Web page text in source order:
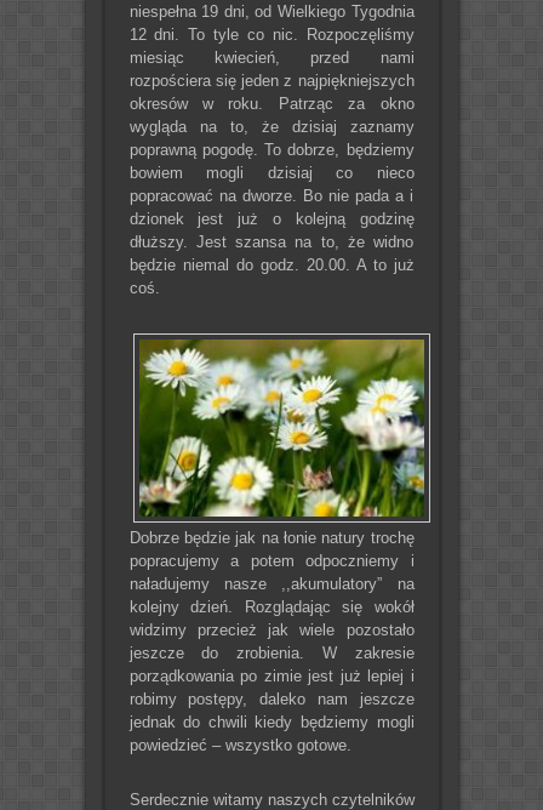
niespełna 19 dni, od Wielkiego Tygodnia
12 dni. To tyle co nic. Rozpoczęliśmy
miesiąc kwiecień, przed nami
rozpościera się jeden z najpiękniejszych
okresów w roku. Patrząc za okno
wygląda na to, że dzisiaj zaznamy
poprawną pogodę. To dobrze, będziemy
bowiem mogli dzisiaj co nieco
popracować na dworze. Bo nie pada a i
dzionek jest już o kolejną godzinę
dłuższy. Jest szansa na to, że widno
będzie niemal do godz. 20.00. A to już
coś.
Dobrze będzie jak na łonie natury trochę
popracujemy a potem odpoczniemy i
naładujemy nasze ,,akumulatory” na
kolejny dzień. Rozglądając się wokół
widzimy przecież jak wiele pozostało
jeszcze do zrobienia. W zakresie
porządkowania po zimie jest już lepiej i
robimy postępy, daleko nam jeszcze
jednak do chwili kiedy będziemy mogli
powiedzieć – wszystko gotowe.
Serdecznie witamy naszych czytelników